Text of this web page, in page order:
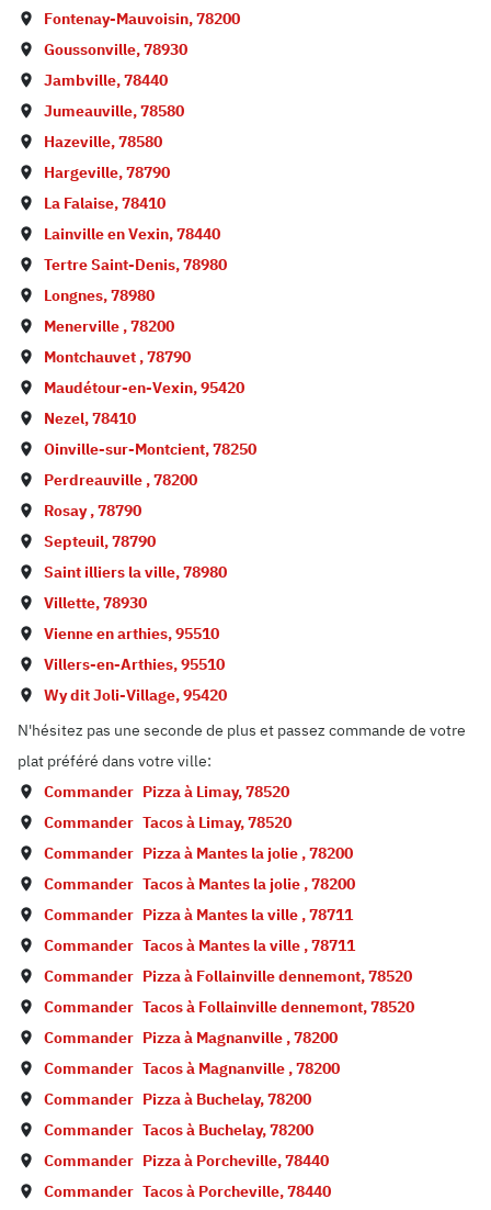
Fontenay-Mauvoisin,78200
Goussonville,78930
Jambville,78440
Jumeauville,78580
Hazeville,78580
Hargeville,78790
La Falaise,78410
Lainville en Vexin,78440
Tertre Saint-Denis,78980
Longnes,78980
Menerville ,78200
Montchauvet ,78790
Maudétour-en-Vexin,95420
Nezel,78410
Oinville-sur-Montcient,78250
Perdreauville ,78200
Rosay,78790
Septeuil,78790
Saint illiers la ville,78980
Villette,78930
Vienne en arthies,95510
Villers-en-Arthies,95510
Wy dit Joli-Village,95420
N'hésitez pas une seconde de plus et passez commande de votre
plat préféré dans votre ville:
Commander Pizza à Limay,78520
Commander Tacos à Limay,78520
Commander Pizza à Mantes la jolie ,78200
Commander Tacos à Mantes la jolie ,78200
Commander Pizza à Mantes la ville ,78711
Commander Tacos à Mantes la ville ,78711
Commander Pizza à Follainville dennemont,78520
Commander Tacos à Follainville dennemont,78520
Commander Pizza à Magnanville ,78200
Commander Tacos à Magnanville ,78200
Commander Pizza à Buchelay,78200
Commander Tacos à Buchelay,78200
Commander Pizza à Porcheville,78440
Commander Tacos à Porcheville,78440